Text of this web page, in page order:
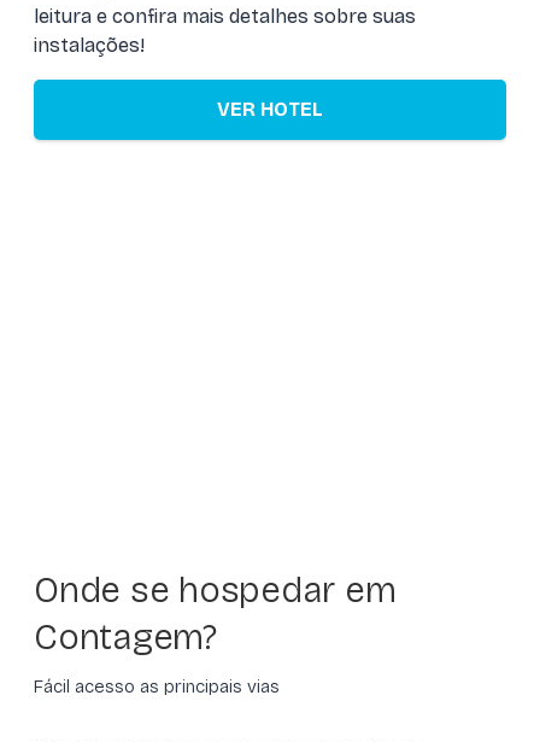
leitura e confira mais detalhes sobre suas
instalações!
VER HOTEL
Onde se hospedar em
Contagem?
Fácil acesso as principais vias